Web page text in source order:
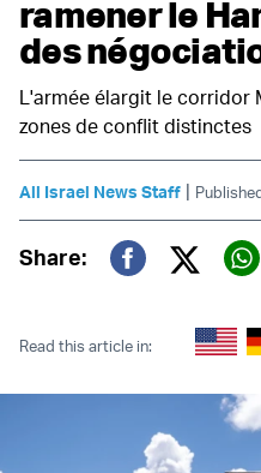
ramener le
des
L'armée élargit le corridor
zones de conflit distinctes
All Israel News Staff |
Share:
Read this article in: